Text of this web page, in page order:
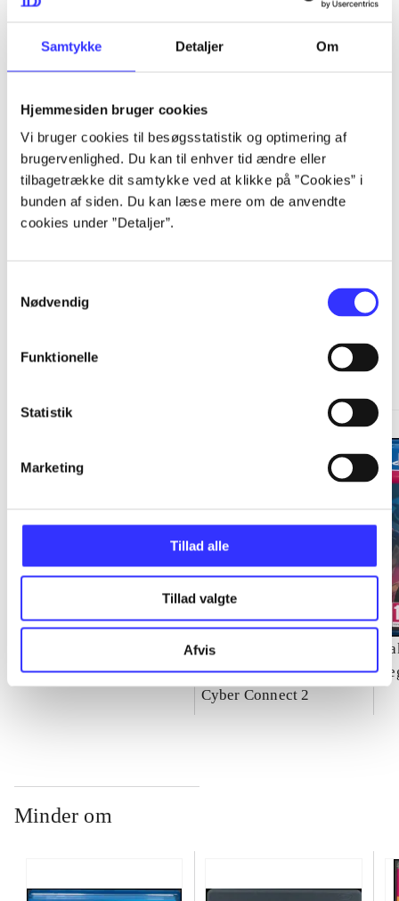
Samtykke Detaljer Om
Hjemmesiden bruger cookies
Vi bruger cookies til besøgsstatistik og optimering af
brugervenlighed. Du kan til enhver tid ændre eller
tilbagetrække dit samtykke ved at klikke på ”Cookies” i
bunden af siden. Du kan læse mere om de anvendte
cookies under ”Detaljer”.
Nødvendig
Funktionelle
Statistik
Marketing
Tillad alle
Tillad valgte
Afvis
...
...
Naruto Shippuden -
ultimate ninja storm 4
Cyber Connect 2
Minder om